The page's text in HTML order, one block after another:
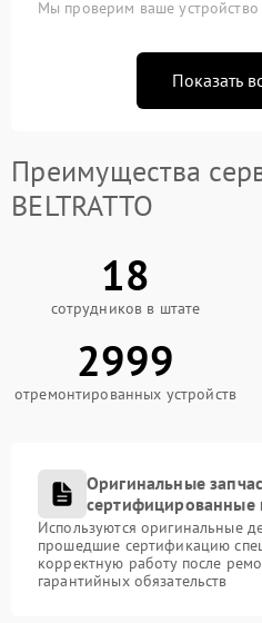
Мы проверим ваше
Показать
Преимущества
BELTRATTO
18
сотрудников в штате
2999
отремонтированных устройств
Оригинальные
сертифицированные
Используются оригинальные
прошедшие сертификацию
корректную работу после
гарантийных обязательств